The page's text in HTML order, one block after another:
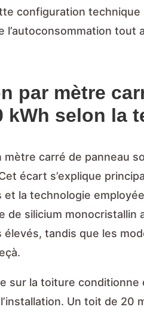
configuration technique
l’autoconsommation tout
par mètre
kWh selon la
mètre carré de panneau
écart s’explique
et la technologie
de silicium monocristallin
tandis que les
sur la toiture conditionne
Un toit de 20